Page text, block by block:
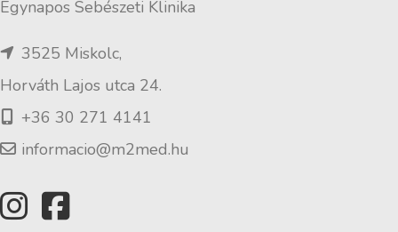
Egynapos Sebészeti Klinika
3525 Miskolc,
Horváth Lajos utca 24.
+36 30 271 4141
informacio@m2med.hu